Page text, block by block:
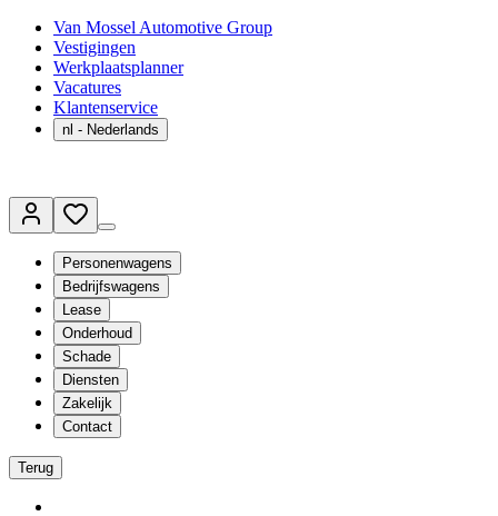
Van Mossel Automotive Group
Vestigingen
Werkplaatsplanner
Vacatures
Klantenservice
nl - Nederlands
Personenwagens
Bedrijfswagens
Lease
Onderhoud
Schade
Diensten
Zakelijk
Contact
Terug